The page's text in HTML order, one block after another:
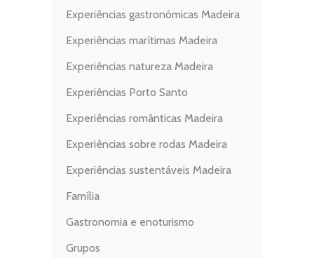
Experiências gastronómicas Madeira
Experiências marítimas Madeira
Experiências natureza Madeira
Experiências Porto Santo
Experiências românticas Madeira
Experiências sobre rodas Madeira
Experiências sustentáveis Madeira
Família
Gastronomia e enoturismo
Grupos